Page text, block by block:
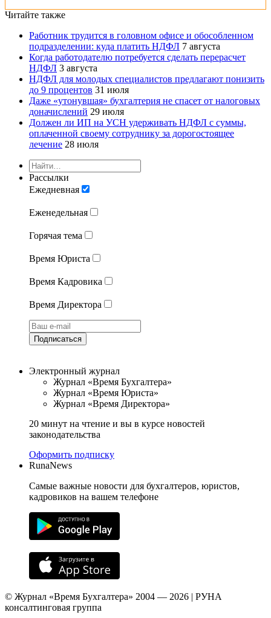
Читайте также
Работник трудится в головном офисе и обособленном
подразделении: куда платить НДФЛ 7 августа
Когда работодателю потребуется сделать перерасчет
НДФЛ 3 августа
НДФЛ для молодых специалистов предлагают понизить
до 9 процентов 31 июля
Даже «утонувшая» бухгалтерия не спасет от налоговых
доначислений 29 июля
Должен ли ИП на УСН удерживать НДФЛ с суммы,
оплаченной своему сотруднику за дорогостоящее
лечение 28 июля
Рассылки
Ежедневная
Еженедельная
Горячая тема
Время Юриста
Время Кадровика
Время Директора
Подписаться
Электронный журнал
Журнал «Время Бухгалтера»
Журнал «Время Юриста»
Журнал «Время Директора»
20 минут на чтение и вы в курсе новостей
законодательства
Оформить подписку
RunaNews
Самые важные новости для бухгалтеров, юристов,
кадровиков на вашем телефоне
© Журнал «Время Бухгалтера» 2004 — 2026 | РУНА
консалтинговая группа